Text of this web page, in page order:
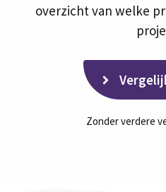
overzicht van welke
Zonder verdere